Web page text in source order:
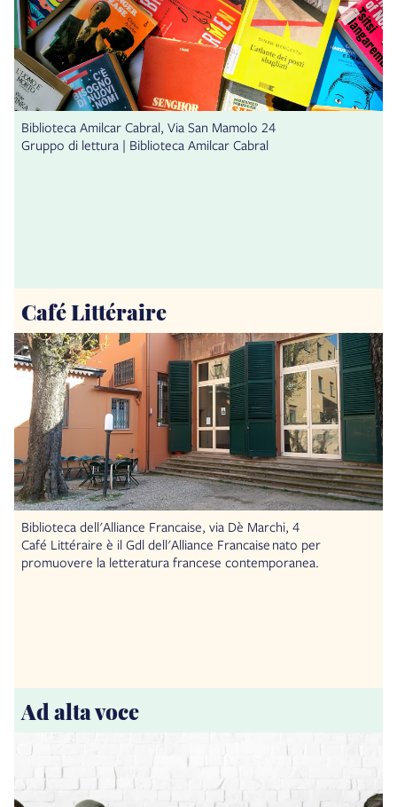
Biblioteca Amilcar Cabral, Via San Mamolo 24
Gruppo di lettura | Biblioteca Amilcar Cabral
Café Littéraire
Biblioteca dell'Alliance Francaise, via Dè Marchi, 4
Café Littéraire è il Gdl dell'Alliance Francaise nato per
promuovere la letteratura francese contemporanea.
Ad alta voce